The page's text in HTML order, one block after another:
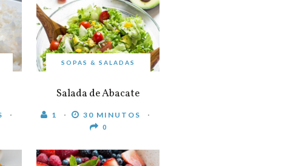
SOPAS & SALADAS
Salada de Abacate
1 30 MINUTOS
0